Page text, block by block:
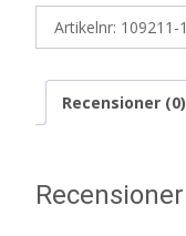
Artikelnr: 109211-1
Recensioner (0)
Recensioner